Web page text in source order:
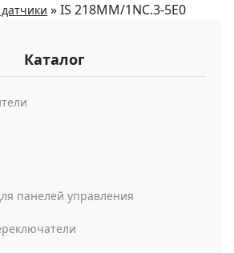
»IS 218MM/1NC.3-5E0
Каталог
панелей управления